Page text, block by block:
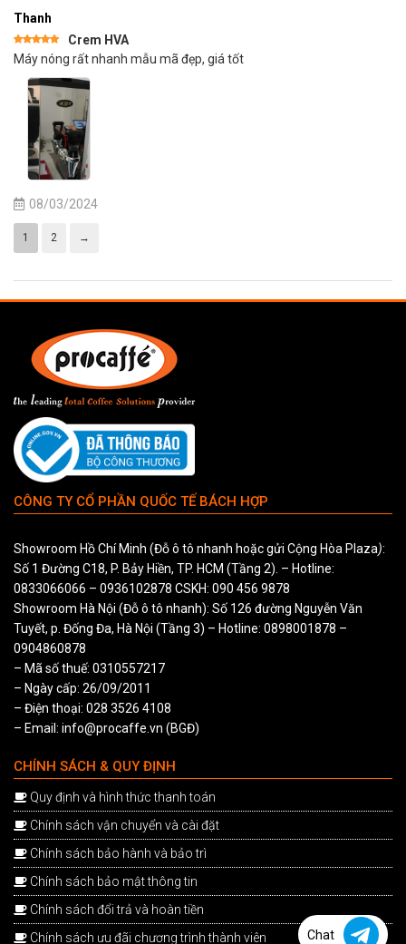
Thanh
Được xếp
hạng 5 5
Crem HVA
Máy nóng rất nhanh mẫu mã đẹp, giá tốt
08/03/2024
1 2 →
CÔNG TY CỔ PHẦN QUỐC TẾ BÁCH HỢP
Showroom Hồ Chí Minh (Đỗ ô tô nhanh hoặc gửi Cộng Hòa Plaza):
Số 1 Đường C18, P. Bảy Hiền, TP. HCM (Tầng 2). – Hotline:
0833066066 – 0936102878 CSKH: 090 456 9878
Showroom Hà Nội (Đỗ ô tô nhanh): Số 126 đường Nguyễn Văn
Tuyết, p. Đống Đa, Hà Nội (Tầng 3) – Hotline: 0898001878 –
0904860878
– Mã số thuế: 0310557217
– Ngày cấp: 26/09/2011
– Điện thoại: 028 3526 4108
– Email: info@procaffe.vn (BGĐ)
CHÍNH SÁCH & QUY ĐỊNH
Quy định và hình thức thanh toán
Chính sách vận chuyển và cài đặt
Chính sách bảo hành và bảo trì
Chính sách bảo mật thông tin
Chính sách đổi trả và hoàn tiền
Chính sách ưu đãi chương trình thành viên
Chat